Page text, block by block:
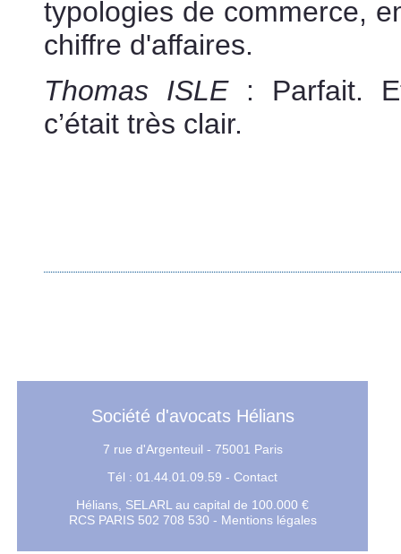
typologies de commerce,
chiffre d'affaires.
Thomas ISLE: Parfait.
c’était très clair.
Société d'avocats Hélians
7 rue d'Argenteuil - 75001 Paris
Tél : 01.44.01.09.59 - Contact
Hélians, SELARL au capital de 100.000 €
RCS PARIS 502 708 530 - Mentions légales